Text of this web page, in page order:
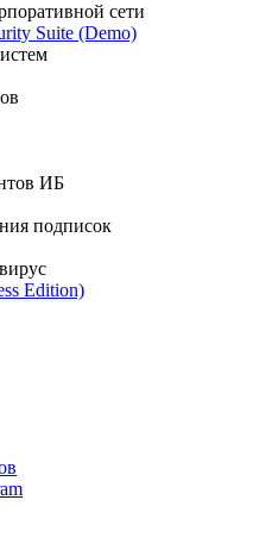
сети
Suite (Demo)
ИБ
подписок
Edition)